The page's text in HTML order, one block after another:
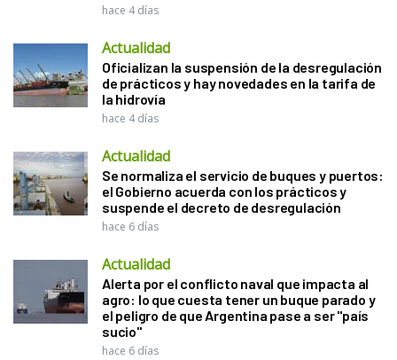
hace 4 días
Actualidad
Oficializan la suspensión de la desregulación
de prácticos y hay novedades en la tarifa de
la hidrovía
hace 4 días
Actualidad
Se normaliza el servicio de buques y puertos:
el Gobierno acuerda con los prácticos y
suspende el decreto de desregulación
hace 6 días
Actualidad
Alerta por el conflicto naval que impacta al
agro: lo que cuesta tener un buque parado y
el peligro de que Argentina pase a ser "país
sucio"
hace 6 días